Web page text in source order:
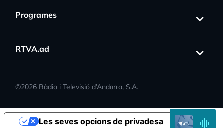
Programes
RTVA.ad
©2026 Ràdio i Televisió d’Andorra, S.A.
EN
DIRECTELes seves opcions de privadesa